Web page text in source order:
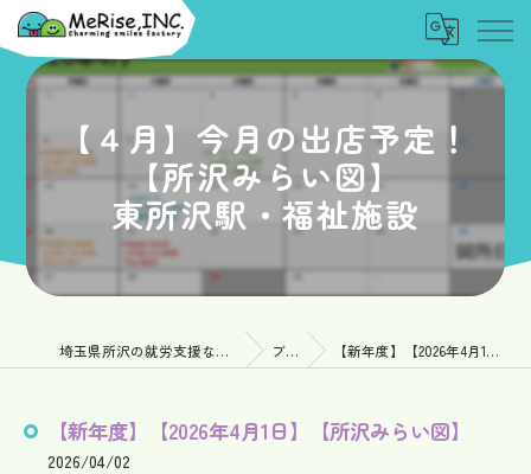
【４月】今月の出店予定！
【所沢みらい図】
東所沢駅・福祉施設
埼玉県所沢の就労支援なら一般社団法人MeRise ブログ 【新年度】【2026年4月1日】【所沢みらい図】
【新年度】【2026年4月1日】【所沢みらい図】
2026/04/02